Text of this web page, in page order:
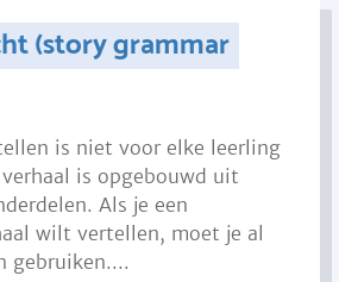
(story grammar
is niet voor elke leerling
is opgebouwd uit
Als je een
wilt vertellen, moet je al
gebruiken....